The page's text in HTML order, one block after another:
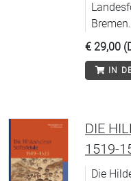
Bremen.
€ 29,00
IN
DIE
1519-
Die